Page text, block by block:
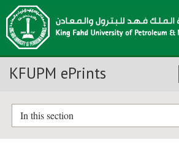
KFUPM ePrints
In this section